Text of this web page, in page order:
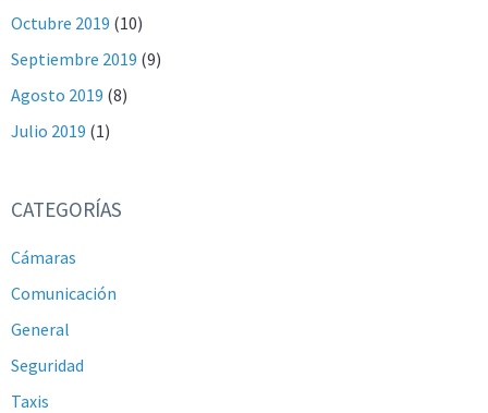
Octubre 2019 (10)
Septiembre 2019 (9)
Agosto 2019 (8)
Julio 2019 (1)
CATEGORÍAS
Cámaras
Comunicación
General
Seguridad
Taxis